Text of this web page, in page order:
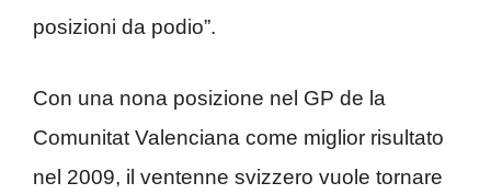
posizioni da podio”.
Con una nona posizione nel GP de la
Comunitat Valenciana come miglior risultato
nel 2009, il ventenne svizzero vuole tornare